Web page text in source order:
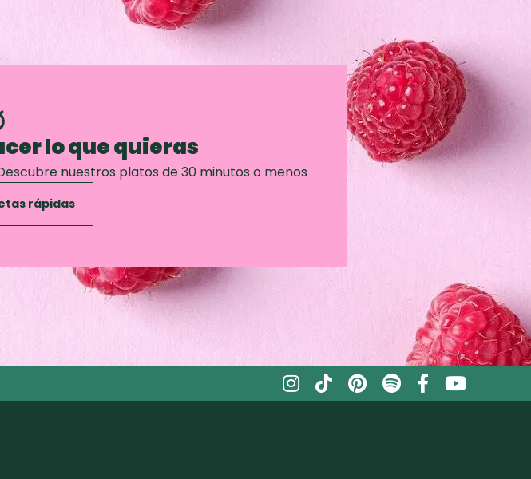
lo que quieras
nuestros platos de 30 minutos o menos
rápidas